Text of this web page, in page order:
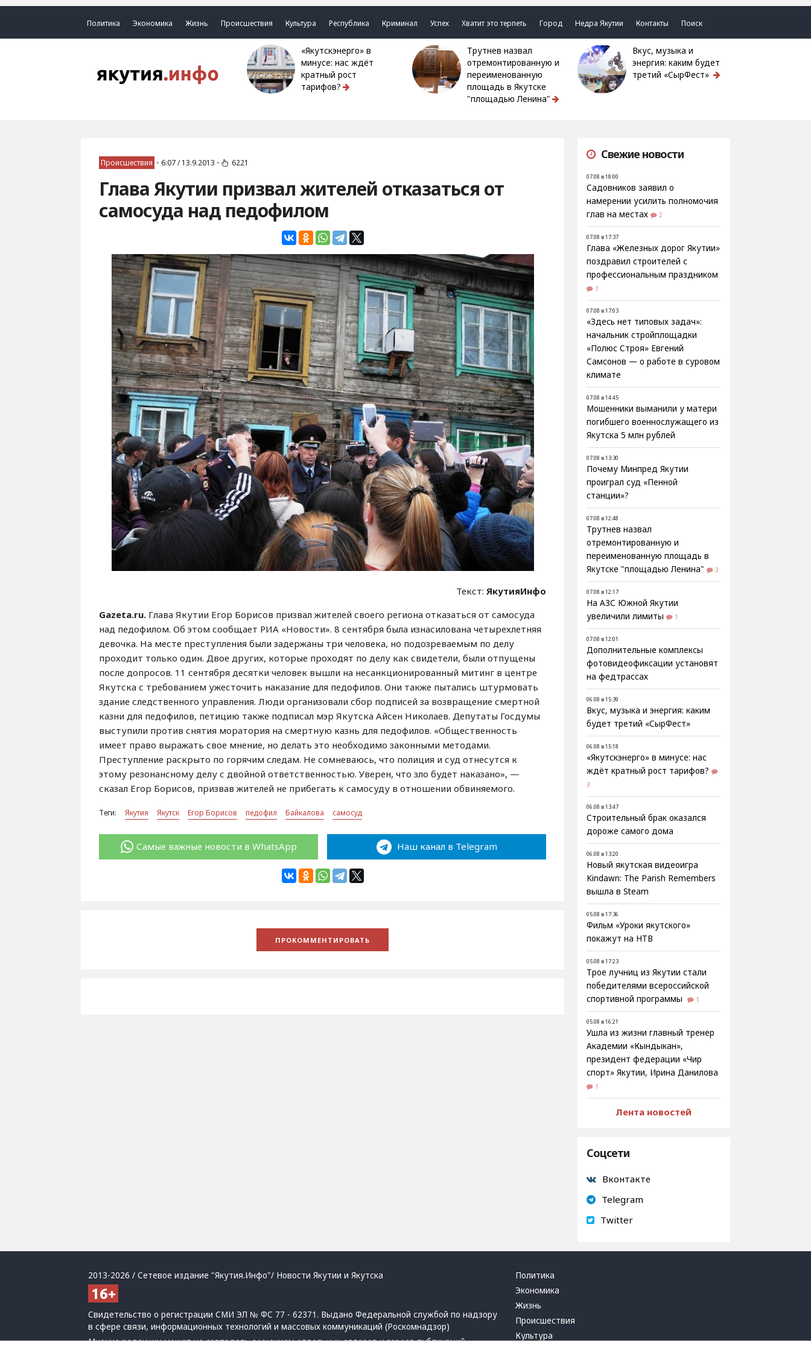
Политика Экономика Жизнь Происшествия Культура Республика Криминал Успех Хватит это терпеть Город Недра Якутии Контакты Поиск
«Якутскэнерго» в
минусе: нас ждёт
кратный рост
тарифов?
Трутнев назвал
отремонтированную и
переименованную
площадь в Якутске
"площадью Ленина"
Вкус, музыка и
энергия: каким будет
третий «СырФест»
Происшествия • 6:07 / 13.9.2013 • 6221
Глава Якутии призвал жителей отказаться от
самосуда над педофилом
Текст:ЯкутияИнфо
Gazeta.ru. Глава Якутии Егор Борисов призвал жителей своего региона отказаться от самосуда
над педофилом. Об этом сообщает РИА «Новости». 8 сентября была изнасилована четырехлетняя
девочка. На месте преступления были задержаны три человека, но подозреваемым по делу
проходит только один. Двое других, которые проходят по делу как свидетели, были отпущены
после допросов. 11 сентября десятки человек вышли на несанкционированный митинг в центре
Якутска с требованием ужесточить наказание для педофилов. Они также пытались штурмовать
здание следственного управления. Люди организовали сбор подписей за возвращение смертной
казни для педофилов, петицию также подписал мэр Якутска Айсен Николаев. Депутаты Госдумы
выступили против снятия моратория на смертную казнь для педофилов. «Общественность
имеет право выражать свое мнение, но делать это необходимо законными методами.
Преступление раскрыто по горячим следам. Не сомневаюсь, что полиция и суд отнесутся к
этому резонансному делу с двойной ответственностью. Уверен, что зло будет наказано», —
сказал Егор Борисов, призвав жителей не прибегать к самосуду в отношении обвиняемого.
Теги: Якутия Якутск Егор Борисов педофил Байкалова самосуд
Самые важные новости в WhatsApp Наш канал в Telegram
Свежие новости
07.08 в 18:00
Садовников заявил о
намерении усилить полномочия
глав на местах
2
07.08 в 17:37
Глава «Железных дорог Якутии»
поздравил строителей с
профессиональным праздником
1
07.08 в 17:03
«Здесь нет типовых задач»:
начальник стройплощадки
«Полюс Строя» Евгений
Самсонов — о работе в суровом
климате
07.08 в 14:45
Мошенники выманили у матери
погибшего военнослужащего из
Якутска 5 млн рублей
07.08 в 13:30
Почему Минпред Якутии
проиграл суд «Пенной
станции»?
07.08 в 12:48
Трутнев назвал
отремонтированную и
переименованную площадь в
Якутске "площадью Ленина"
3
07.08 в 12:17
На АЗС Южной Якутии
увеличили лимиты
1
07.08 в 12:01
Дополнительные комплексы
фотовидеофиксации установят
на федтрассах
06.08 в 15:39
Вкус, музыка и энергия: каким
будет третий «СырФест»
06.08 в 15:18
«Якутскэнерго» в минусе: нас
ждёт кратный рост тарифов?
3
06.08 в 13:47
Строительный брак оказался
дороже самого дома
06.08 в 13:20
Новый якутская видеоигра
Kindawn: The Parish Remembers
вышла в Steam
05.08 в 17:36
Фильм «Уроки якутского»
покажут на НТВ
05.08 в 17:23
Трое лучниц из Якутии стали
победителями всероссийской
спортивной программы
1
05.08 в 16:21
Ушла из жизни главный тренер
Академии «Кындыкан»,
президент федерации «Чир
спорт» Якутии, Ирина Данилова
1
Лента новостей
Соцсети
Вконтакте
Telegram
Twitter
2013-2026 / Сетевое издание "Якутия.Инфо"/ Новости Якутии и Якутска
Свидетельство о регистрации СМИ ЭЛ № ФС 77 - 62371. Выдано Федеральной службой по надзору
в сфере связи, информационных технологий и массовых коммуникаций (Роскомнадзор)
Мнение редакции может не совпадать с мнением отдельных авторов и героев публикаций.
Политика
Экономика
Жизнь
Происшествия
Культура